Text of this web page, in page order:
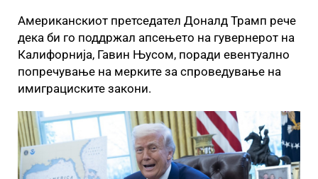
Американскиот претседател Доналд Трамп рече
дека би го поддржал апсењето на гувернерот на
Калифорнија, Гавин Њусом, поради евентуално
попречување на мерките за спроведување на
имиграциските закони.